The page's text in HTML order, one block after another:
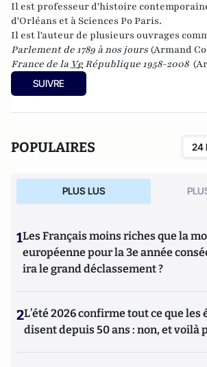
Il est professeur d'histoire
d'Orléans et à Sciences Po Paris.
Il est l'auteur de plusieurs ouvrages
Parlement de 1789 à nos jours (Armand
France de laVe République 1958-2008
et
Les hommes providentiels : histoire
française(Seuil, 2012). Son dernier livre,
SUIVRE
POPULAIRES 24
PLUS LUS
1Les Français moins riches que la
européenne pour la 3e année
ira le grand déclassement ?
2L’été 2026 confirme tout ce que les
disent depuis 50 ans : non, et voilà